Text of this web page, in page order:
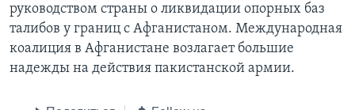
руководством страны о ликвидации опорных баз
талибов у границ с Афганистаном. Международная
коалиция в Афганистане возлагает большие
надежды на действия пакистанской армии.